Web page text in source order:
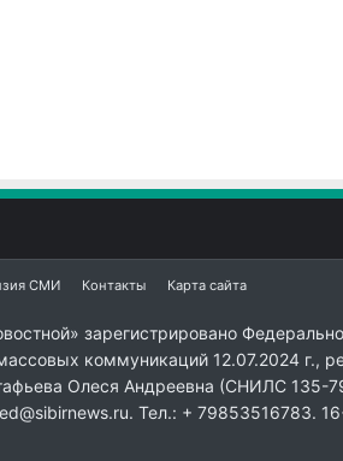
СМИ Контакты Карта сайта
зарегистрировано
коммуникаций 12.07.2024 г.,
Олеся Андреевна (СНИЛС 135-
Тел.: + 79853516783.